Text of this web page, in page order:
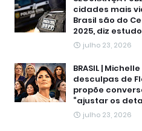
cidades mais
Brasil são do
2025, diz estudo
julho 23, 2026
BRASIL |
desculpas de
propõe
“ajustar os
julho 23, 2026